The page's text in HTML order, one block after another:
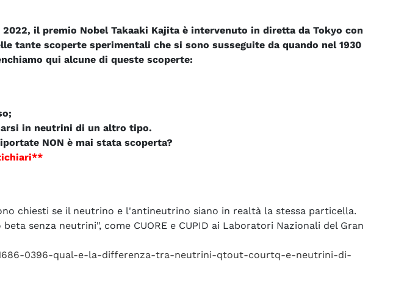
il premio Nobel Takaaki Kajita è intervenuto in diretta da Tokyo con
tante scoperte sperimentali che si sono susseguite da quando nel 1930
qui alcune di queste scoperte:
in neutrini di un altro tipo.
NON è mai stata scoperta?
**
chiesti se il neutrino e l'antineutrino siano in realtà la stessa particella.
senza neutrini", come CUORE e CUPID ai Laboratori Nazionali del Gran
0396-qual-e-la-differenza-tra-neutrini-qtout-courtq-e-neutrini-di-